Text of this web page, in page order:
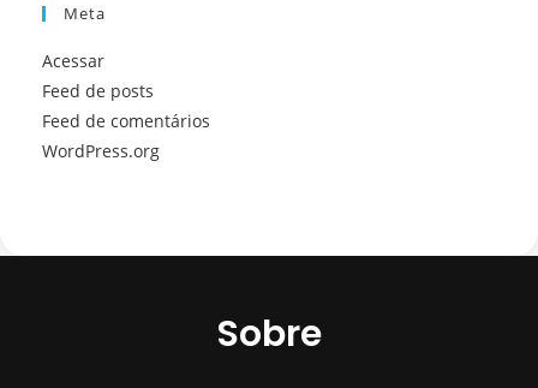
Meta
Acessar
Feed de posts
Feed de comentários
WordPress.org
Sobre